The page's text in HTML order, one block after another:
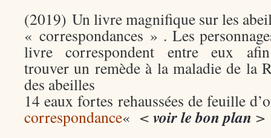
(2019) Un livre magnifique sur les
« correspondances » . Les
livre correspondent entre eux
trouver un remède à la maladie de la
des abeilles
14 eaux fortes rehaussées de feuille
correspondance« < voir le bon plan >